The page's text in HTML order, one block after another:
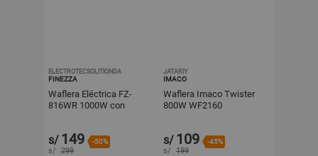
ELECTROTECSOLITIONDA
FINEZZA
Waflera Eléctrica FZ-
816WR 1000W con
s/ 149 -50%
s/ 299
JATARIY
IMACO
Waflera Imaco Twister
800W WF2160
s/ 109 -45%
s/ 199